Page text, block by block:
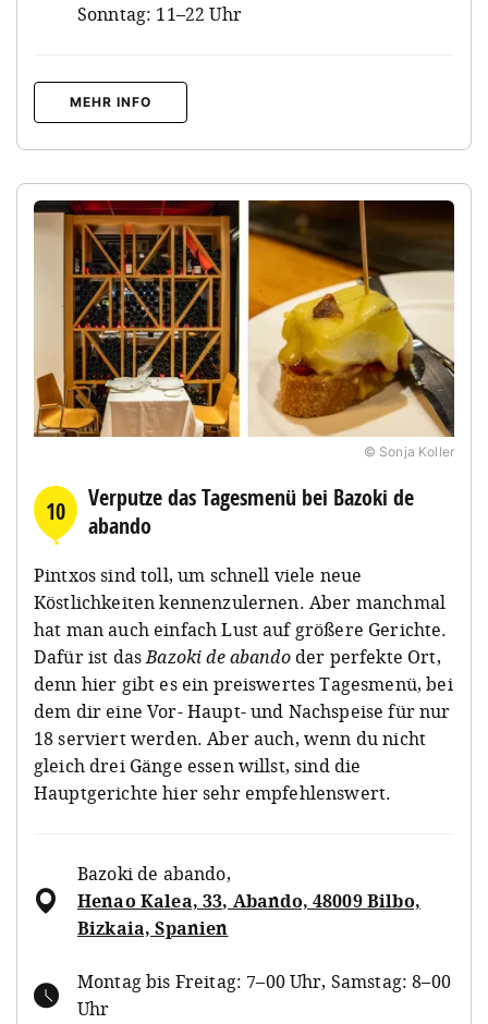
Sonntag: 11–22 Uhr
MEHR INFO
© Sonja Koller
10
Verputze das Tagesmenü bei Bazoki de
abando
Pintxos sind toll, um schnell viele neue
Köstlichkeiten kennenzulernen. Aber manchmal
hat man auch einfach Lust auf größere Gerichte.
Dafür ist dasBazoki de abandoder perfekte Ort,
denn hier gibt es ein preiswertes Tagesmenü, bei
dem dir eine Vor- Haupt- und Nachspeise für nur
18 serviert werden. Aber auch, wenn du nicht
gleich drei Gänge essen willst, sind die
Hauptgerichte hier sehr empfehlenswert.
Bazoki de abando,
Henao Kalea, 33, Abando, 48009 Bilbo,
Bizkaia, Spanien
Montag bis Freitag: 7–00 Uhr, Samstag: 8–00
Uhr